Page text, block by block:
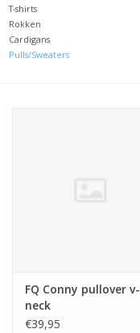
KOOPJES
KOUSEN
T-shirts
Rokken
Cardigans
Pulls/Sweaters
FQ Conny pullover v-
neck
€39,95